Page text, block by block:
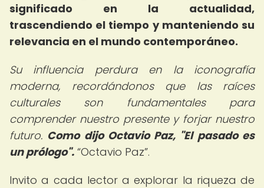
significado en la actualidad,
trascendiendo el tiempo y manteniendo su
relevancia en el mundo contemporáneo.
Su influencia perdura en la iconografía
moderna, recordándonos que las raíces
culturales son fundamentales para
comprender nuestro presente y forjar nuestro
futuro. Como dijo Octavio Paz, "El pasado es
un prólogo". Octavio Paz .
Invito a cada lector a explorar la riqueza de